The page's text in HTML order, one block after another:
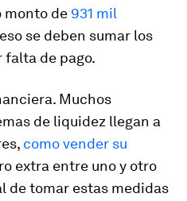
monto de 931 mil
eso se deben sumar los
falta de pago.
Muchos
de liquidez llegan a
como vender su
extra entre uno y otro
de tomar estas medidas